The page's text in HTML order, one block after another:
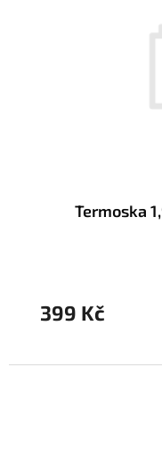
Termoska
399 Kč